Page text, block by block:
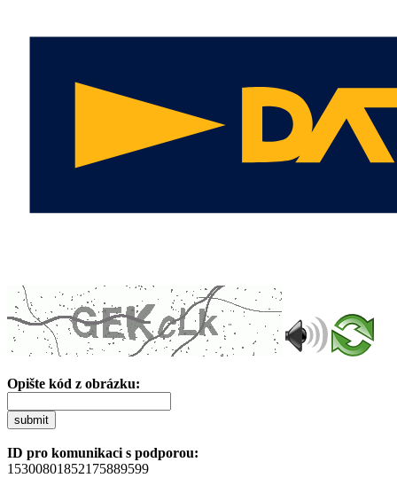
Opište kód z obrázku:
submit
ID pro komunikaci s podporou:
15300801852175889599